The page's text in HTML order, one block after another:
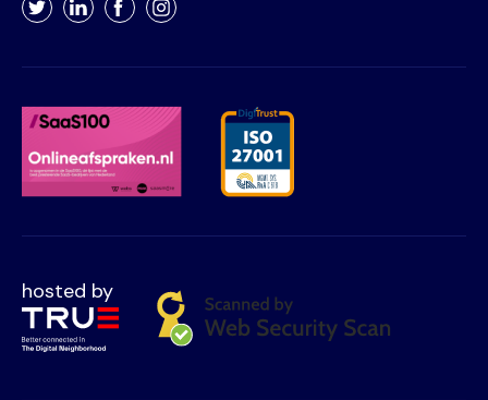
TwitterLinkedInFacebookInstagram
hosted by